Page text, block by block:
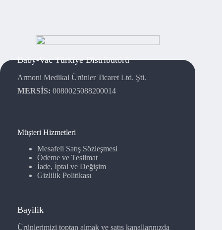
Baby-Vac Türkiye Distribütörü
Armoni Medikal Ürünler Ticaret Ltd. Şti.
MERSİS: 0080025088200014
Müşteri Hizmetleri
Mesafeli Satış Sözleşmesi
Ödeme ve Teslimat
İade, İptal ve Değişim
Gizlilik Politikası
Bayilik
Ürünlerimizi toptan almak ve satış kanallarınızda